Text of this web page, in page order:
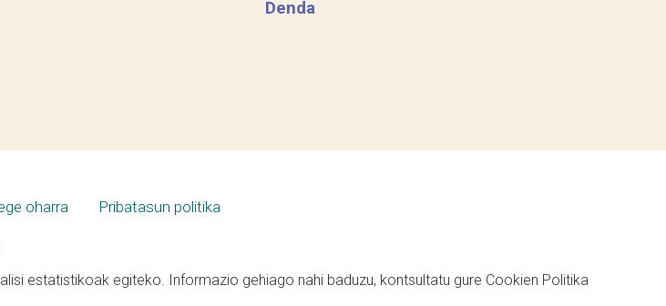
Denda
oharra Pribatasun politika
estatistikoak egiteko. Informazio gehiago nahi baduzu, kontsultatu gure Cookien Politika